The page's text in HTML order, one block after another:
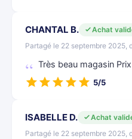
CHANTAL B.
Achat
Partagé le 22 septembre 2025,
Très beau magasin
5/5
ISABELLE D.
Achat
Partagé le 22 septembre 2025,